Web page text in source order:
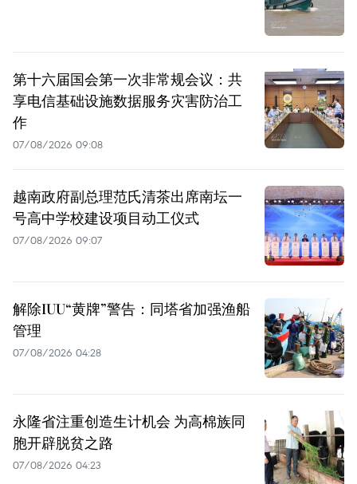
第十六届国会第一次非常规会议：共
享电信基础设施数据服务灾害防治工
作
07/08/2026 09:08
越南政府副总理范氏清茶出席南坛一
号高中学校建设项目动工仪式
07/08/2026 09:07
解除IUU“黄牌”警告：同塔省加强渔船
管理
07/08/2026 04:28
永隆省注重创造生计机会 为高棉族同
胞开辟脱贫之路
07/08/2026 04:23